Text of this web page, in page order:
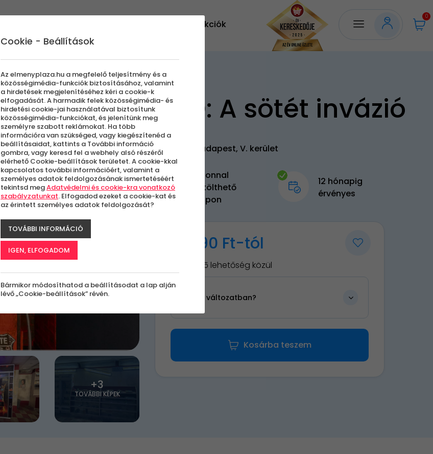
Akciók
0
+3
TOVÁBBI KÉPEK
UFO: A sötét invázió
Budapest, V. kerület
Azonnal
letölthető
kupon
12 hónapig
érvényes
21 990 Ft-tól
Válassz 5 lehetőség közül
Milyen változatban?
Kosárba teszem
Cookie - Beállítások
Az elmenyplaza.hu a megfelelő teljesítmény és a
közösségimédia-funkciók biztosításához, valamint
a hirdetések megjelenítéséhez kéri a cookie-k
elfogadását. A harmadik felek közösségimédia- és
hirdetési cookie-jai használatával biztosítunk
közösségimédia-funkciókat, és jelenítünk meg
személyre szabott reklámokat. Ha több
információra van szükséged, vagy kiegészítenéd a
beállításaidat, kattints a További információ
gombra, vagy keresd fel a webhely alsó részéről
elérhető Cookie-beállítások területet. A cookie-kkal
kapcsolatos további információért, valamint a
személyes adatok feldolgozásának ismertetéséért
tekintsd megAdatvédelmi és cookie-kra vonatkozó
szabályzatunkat. Elfogadod ezeket a cookie-kat és
az érintett személyes adatok feldolgozását?
TOVÁBBI INFORMÁCIÓ
IGEN, ELFOGADOM
Bármikor módosíthatod a beállításodat a lap alján
lévő „Cookie-beállítások” révén.